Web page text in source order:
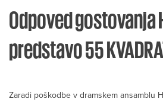
Odpoved gostovanja
predstavo 55
Zaradi poškodbe v dramskem ansamblu